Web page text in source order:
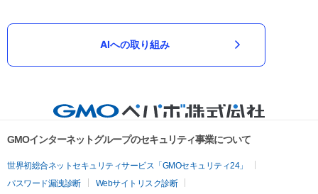
AIへの取り組み
GMOインターネットグループのセキュリティ事業について
世界初総合ネットセキュリティサービス「GMOセキュリティ24」
パスワード漏洩診断
Webサイトリスク診断